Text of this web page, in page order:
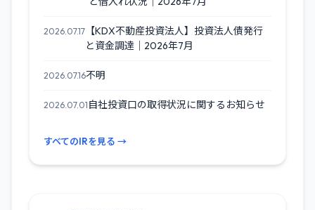
2026.07.17 【KDX不動産投資法人】投資法人債発行
と資金調達｜2026年7月
2026.07.16不明
2026.07.01 自社投資口の取得状況に関するお知らせ
すべてのIRを見る →